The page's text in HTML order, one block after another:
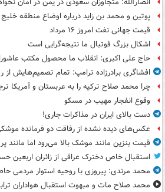
پوتین و محمد بن زاید درباره اوضاع منطقه
قیمت جهانی نفت امروز ۱۶ مرداد
اشکال بزرگ فوتبال ما نتیجه‌گرایی است
حاج علی اکبری: انقلاب ما محصول مکتب
افشاگری برادرزاده ترامپ: تمام تصمیم‌هایش
چرا محمد صلاح ترکیه را به عربستان و آمریکا
وقوع انفجار مهیب در مسکو
دست بالای ایران در مذاکرات جاری!
عکس‌های دیده نشده از رفاقت دو فرمانده‌
قیمت بنزین مانند موشک بالا می‌رود اما مانند
استقبال خاص دخترک عراقی از زائران اربعین
محمد مرندی: پیروزی با روحیه استوار مردمی
محمد صلاح مات و مبهوت استقبال هواداران